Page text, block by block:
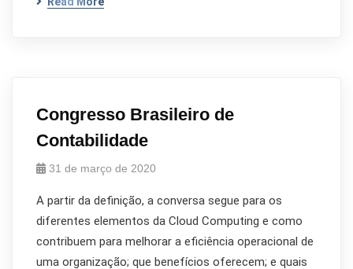
Congresso Brasileiro de
Contabilidade
31 de março de 2020
A partir da definição, a conversa segue para os
diferentes elementos da Cloud Computing e como
contribuem para melhorar a eficiência operacional de
uma organização; que benefícios oferecem; e quais